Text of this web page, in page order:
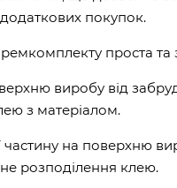
покупок.
проста та
виробу від
з матеріалом.
частину на поверхню
розподілення клею.